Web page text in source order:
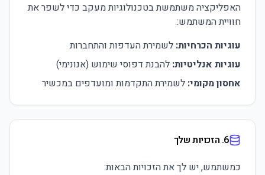
האפליקציה משתמשת בטכנולוגיות מעקב כדי לשפר את
חוויית המשתמש:
עוגיות הכרחיות: לשמירת העדפות והתחברות
עוגיות אנליטיות: להבנת דפוסי שימוש (אנונימי)
אחסון מקומי: לשמירת התקדמות ומועדפים במכשיר
6. הזכויות שלך
כמשתמש, יש לך את הזכויות הבאות: